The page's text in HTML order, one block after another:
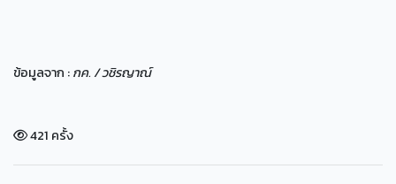
ข้อมูลจาก :กค. / วชิรญาณ์
421 ครั้ง